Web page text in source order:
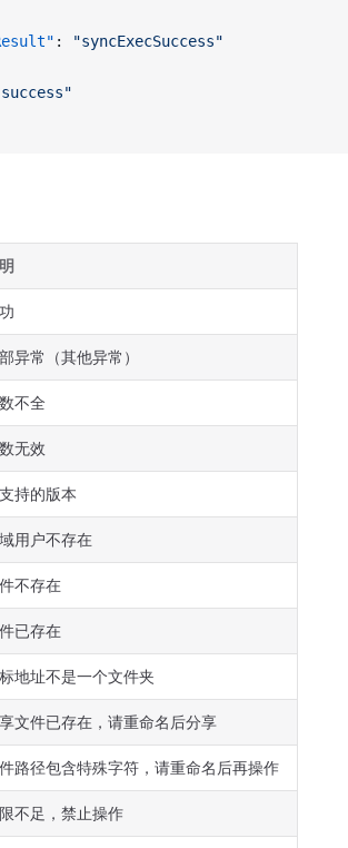
:
"syncExecSuccess"
异常（其他异常）
不全
无效
持的版本
用户不存在
不存在
已存在
地址不是一个文件夹
文件已存在，请重命名后分享
路径包含特殊字符，请重命名后再操作
不足，禁止操作